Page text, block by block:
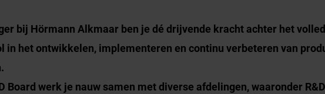
bij Hörmann Alkmaar ben je dé drijvende kracht achter het
in het ontwikkelen, implementeren en continu verbeteren van
Board werk je nauw samen met diverse afdelingen, waaronder